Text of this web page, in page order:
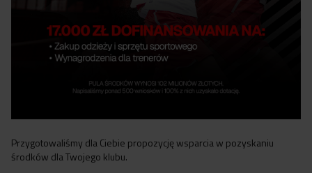
Przygotowaliśmy dla Ciebie propozycję wsparcia w pozyskaniu
środków dla Twojego klubu.